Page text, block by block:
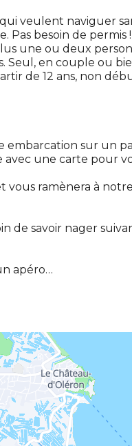
veulent naviguer
Pas besoin de permis !
une ou deux
Seul, en couple ou
de 12 ans, non
embarcation sur un
avec une carte pour
ramènera à notre
de savoir nager
apéro…